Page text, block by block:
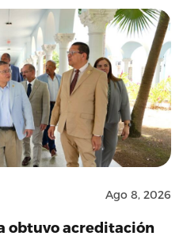
Ago 8, 2026
obtuvo acreditación